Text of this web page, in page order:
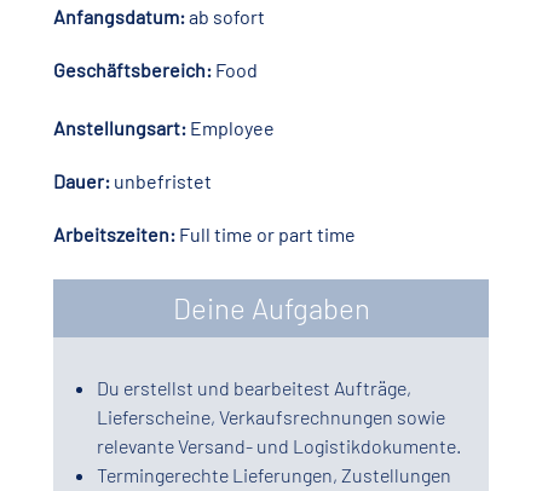
Anfangsdatum:ab sofort
Geschäftsbereich: Food
Anstellungsart: Employee
Dauer: unbefristet
Arbeitszeiten: Full time or part time
Deine Aufgaben
Du erstellst und bearbeitest Aufträge,
Lieferscheine, Verkaufsrechnungen sowie
relevante Versand- und Logistikdokumente.
Termingerechte Lieferungen, Zustellungen